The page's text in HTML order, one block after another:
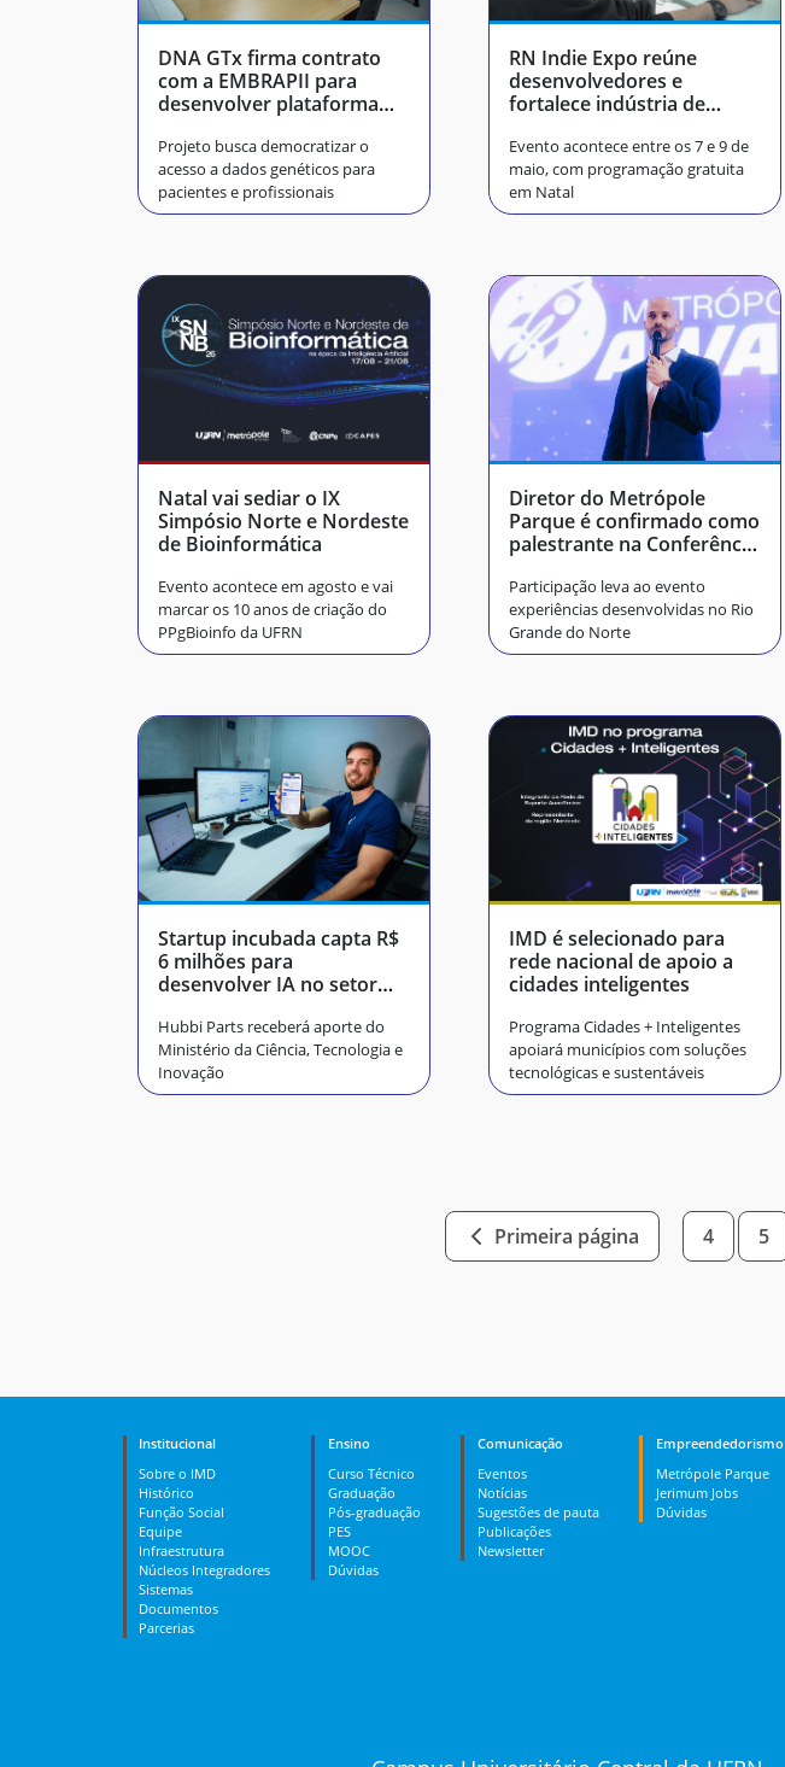
DNA GTx firma contrato
com a EMBRAPII para
desenvolver plataforma
Projeto busca democratizar o
acesso a dados genéticos para
pacientes e profissionais
RN Indie Expo reúne
desenvolvedores e
fortalece indústria de
Evento acontece entre os 7 e 9 de
maio, com programação gratuita
em Natal
Natal vai sediar o IX
Simpósio Norte e Nordeste
de Bioinformática
Evento acontece em agosto e vai
marcar os 10 anos de criação do
PPgBioinfo da UFRN
Diretor do Metrópole
Parque é confirmado como
palestrante na Conferência
Participação leva ao evento
experiências desenvolvidas no Rio
Grande do Norte
Startup incubada capta R$
6 milhões para
desenvolver IA no setor
Hubbi Parts receberá aporte do
Ministério da Ciência, Tecnologia e
Inovação
IMD é selecionado para
rede nacional de apoio a
cidades inteligentes
Programa Cidades + Inteligentes
apoiará municípios com soluções
tecnológicas e sustentáveis
Primeira página 4 5
Institucional
Sobre o IMD
Histórico
Função Social
Equipe
Infraestrutura
Núcleos Integradores
Sistemas
Documentos
Parcerias
Ensino
Curso Técnico
Graduação
Pós-graduação
PES
MOOC
Dúvidas
Comunicação
Eventos
Notícias
Sugestões de pauta
Publicações
Newsletter
Empreendedorismo
Metrópole Parque
Jerimum Jobs
Dúvidas